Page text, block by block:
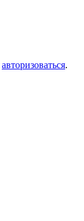
авторизоваться.